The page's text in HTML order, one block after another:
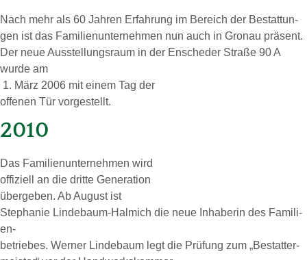
Nach mehr als 60 Jah­ren Er­fah­rung im Be­reich der Be­stat­tun­
gen ist das Fa­mi­li­en­un­ter­neh­men nun auch in Gro­nau prä­sent.
Der neue Aus­stel­lungs­raum in der En­sche­der Stra­ße 90 A
wurde am
1. März 2006 mit einem Tag der
of­fe­nen Tür vor­ge­stellt.
2010
Das Fa­mi­li­en­un­ter­neh­men wird
of­fi­zi­ell an die drit­te Ge­ne­ra­ti­on
über­ge­ben. Ab Au­gust ist
Ste­pha­nie Lin­de­baum-Hal­mich die neue In­ha­be­rin des Fa­mi­li­
en-
­be­triebes. Wer­ner Lin­de­baum legt die Prü­fung zum „Be­stat­ter­